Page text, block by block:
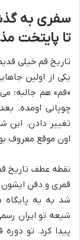
سفری به
تا پایتخت
تاریخ قم خیلی
یکی از اولین
«قم» هم جالبه؛
چوپانی اومده.
تغییر دادن. این
اون موقع معروف
قمری و دفن ایشون
شد به یه
شیعه تو ایران
پیدا کرد. تو